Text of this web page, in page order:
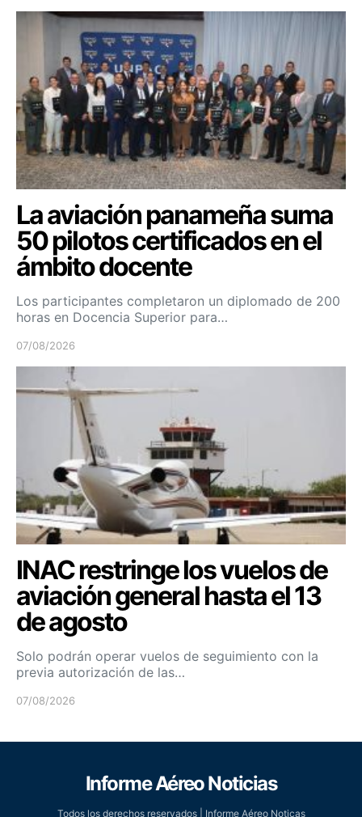
La aviación panameña suma
50 pilotos certificados en el
ámbito docente
Los participantes completaron un diplomado de 200
horas en Docencia Superior para…
07/08/2026
INAC restringe los vuelos de
aviación general hasta el 13
de agosto
Solo podrán operar vuelos de seguimiento con la
previa autorización de las…
07/08/2026
Informe Aéreo Noticias
Todos los derechos reservados | Informe Aéreo Noticas